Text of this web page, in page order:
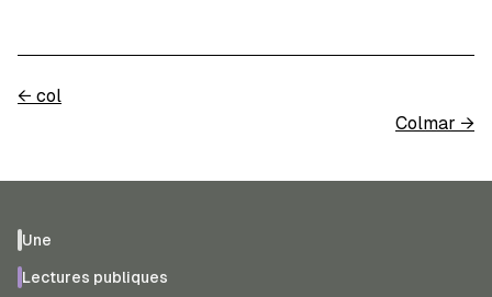
← col
Colmar →
Une
Lectures publiques